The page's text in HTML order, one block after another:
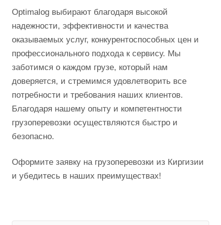
Optimalog выбирают благодаря высокой
надежности, эффективности и качества
оказываемых услуг, конкурентоспособных цен и
профессионального подхода к сервису. Мы
заботимся о каждом грузе, который нам
доверяется, и стремимся удовлетворить все
потребности и требования наших клиентов.
Благодаря нашему опыту и компетентности
грузоперевозки осуществляются быстро и
безопасно.
Оформите заявку на грузоперевозки из Киргизии
и убедитесь в наших преимуществах!